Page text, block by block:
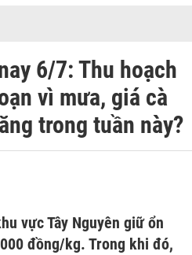
6/7: Thu hoạch
vì mưa, giá cà
trong tuần này?
vực Tây Nguyên giữ ổn
đồng/kg. Trong khi đó,